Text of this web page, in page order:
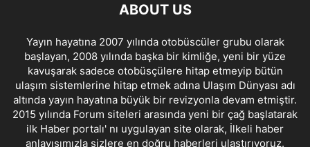
ABOUT US
Yayın hayatına 2007 yılında otobüscüler grubu olarak
başlayan, 2008 yılında başka bir kimliğe, yeni bir yüze
kavuşarak sadece otobüsçülere hitap etmeyip bütün
ulaşım sistemlerine hitap etmek adına Ulaşım Dünyası adı
altında yayın hayatına büyük bir revizyonla devam etmiştir.
2015 yılında Forum siteleri arasında yeni bir çağ başlatarak
ilk Haber portalı' nı uygulayan site olarak, İlkeli haber
anlayışımızla sizlere en doğru haberleri ulaştırıyoruz.